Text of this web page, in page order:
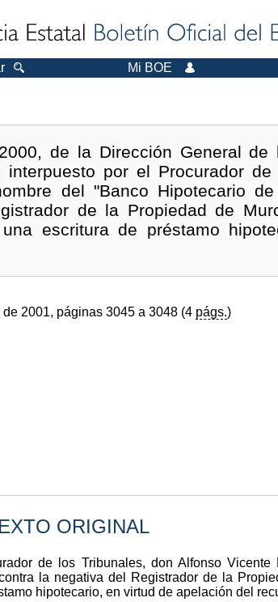
Mi BOE
de la Dirección General de
por el Procurador
del "Banco Hipotecario
de la Propiedad de
escritura de préstamo
2001, páginas 3045 a 3048 (4 págs.)
ORIGINAL
de los Tribunales, don Alfonso Vicente
la negativa del Registrador de la
hipotecario, en virtud de apelación del